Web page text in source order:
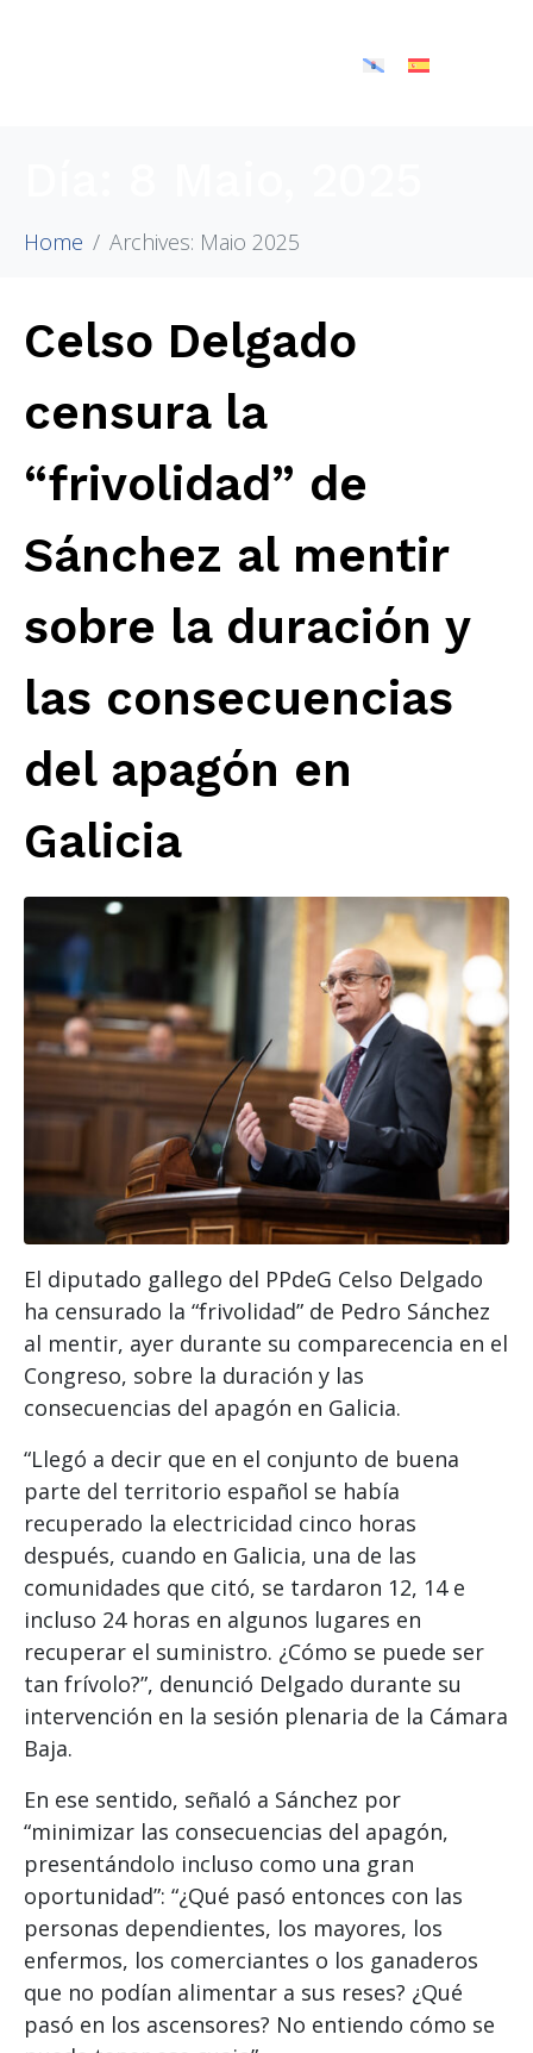
Home Archives: Maio 2025
Celso Delgado
censura la
“frivolidad” de
Sánchez al mentir
sobre la duración y
las consecuencias
del apagón en
Galicia
El diputado gallego del PPdeG Celso Delgado
ha censurado la “frivolidad” de Pedro Sánchez
al mentir, ayer durante su comparecencia en el
Congreso, sobre la duración y las
consecuencias del apagón en Galicia.
“Llegó a decir que en el conjunto de buena
parte del territorio español se había
recuperado la electricidad cinco horas
después, cuando en Galicia, una de las
comunidades que citó, se tardaron 12, 14 e
incluso 24 horas en algunos lugares en
recuperar el suministro. ¿Cómo se puede ser
tan frívolo?”, denunció Delgado durante su
intervención en la sesión plenaria de la Cámara
Baja.
En ese sentido, señaló a Sánchez por
“minimizar las consecuencias del apagón,
presentándolo incluso como una gran
oportunidad”: “¿Qué pasó entonces con las
personas dependientes, los mayores, los
enfermos, los comerciantes o los ganaderos
que no podían alimentar a sus reses? ¿Qué
pasó en los ascensores? No entiendo cómo se